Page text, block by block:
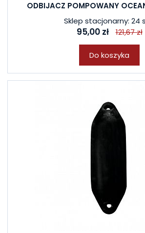
ODBIJACZ POMPOWANY
Sklep stacjonarny: 24
95,00 zł 121,67 zł
Do koszyka